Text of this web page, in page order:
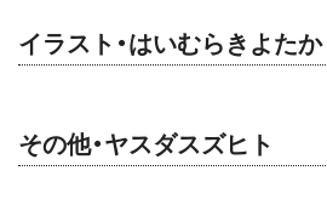
イラスト・はいむらきよたか
その他・ヤスダスズヒト